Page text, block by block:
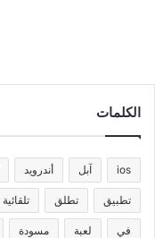
الكلمات
ios آبل أندرويد
تطبيق تطلق تلقائية
في لعبة مسودة